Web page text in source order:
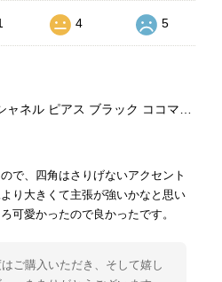
4 5
で、四角はさりげないアクセント
り大きくて主張が強いかなと思い
可愛かったので良かったです。
はご購入いただき、そして嬉し